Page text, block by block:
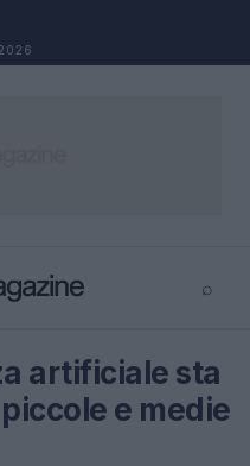
⌕
⌕ ×
artificiale sta
e medie